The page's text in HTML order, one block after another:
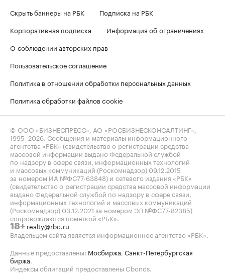
Скрыть баннеры на РБК
Подписка на РБК
Корпоративная подписка
Информация об ограничениях
О соблюдении авторских прав
Пользовательское соглашение
Политика в отношении обработки персональных данных
Политика обработки файлов cookie
© ООО «БИЗНЕСПРЕСС», АО «РОСБИЗНЕСКОНСАЛТИНГ»,
1995–2026 . Сообщения и материалы информационного
агентства «РБК» (свидетельство о регистрации средства
массовой информации выдано Федеральной службой
по надзору в сфере связи, информационных технологий
и массовых коммуникаций (Роскомнадзор) 09.12.2015
за номером ИА №ФС77-63848) и сетевого издания «РБК»
(свидетельство о регистрации средства массовой информации
выдано Федеральной службой по надзору в сфере связи,
информационных технологий и массовых коммуникаций
(Роскомнадзор) 03.12.2021 за номером ЭЛ №ФС77-82385)
сопровождаются пометкой «РБК».
18+ realty@rbc.ru
Владельцем сайта является информационное агентство «РБК».
Данные предоставлены: Мосбиржа Санкт-Петербургская
биржа
Индексы облигаций предоставлены Cbonds.